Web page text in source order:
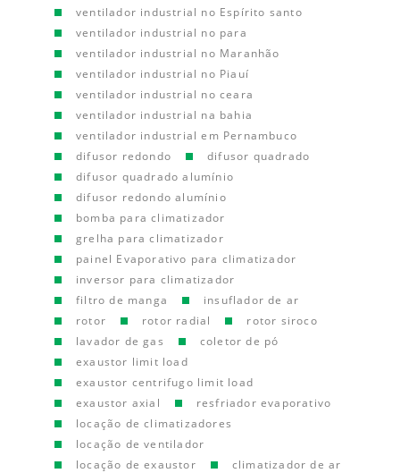
ventilador industrial no Espírito santo
ventilador industrial no para
ventilador industrial no Maranhão
ventilador industrial no Piauí
ventilador industrial no ceara
ventilador industrial na bahia
ventilador industrial em Pernambuco
difusor redondo
difusor quadrado
difusor quadrado alumínio
difusor redondo alumínio
bomba para climatizador
grelha para climatizador
painel Evaporativo para climatizador
inversor para climatizador
filtro de manga
insuflador de ar
rotor
rotor radial
rotor siroco
lavador de gas
coletor de pó
exaustor limit load
exaustor centrifugo limit load
exaustor axial
resfriador evaporativo
locação de climatizadores
locação de ventilador
locação de exaustor
climatizador de ar